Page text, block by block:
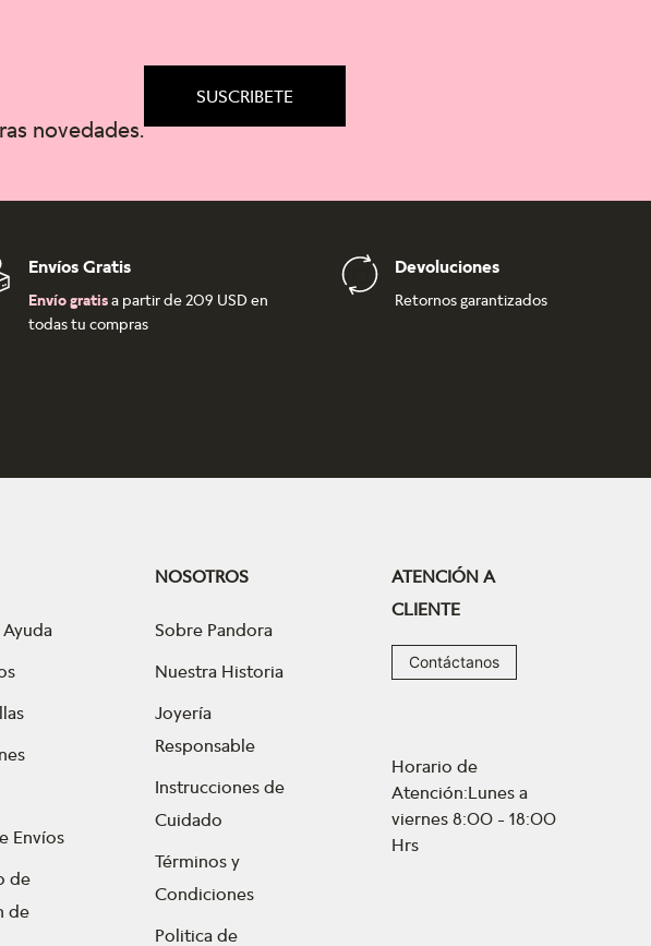
novedades.
SUSCRIBETE
Envíos Gratis
Envío gratisa partir de 209 USD en
todas tu compras
Devoluciones
Retornos garantizados
Envíos
de
de
NOSOTROS
Sobre Pandora
Nuestra Historia
Joyería
Responsable
Instrucciones de
Cuidado
Términos y
Condiciones
Politica de
ATENCIÓN A
CLIENTE
Contáctanos
Horario de
Atención:Lunes a
viernes 8:00 - 18:00
Hrs